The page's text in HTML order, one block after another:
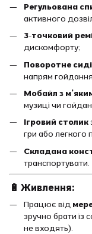
Регульована
активного
3-точковий
дискомфорту;
Поворотне
напрям
Мобайл з
музиці чи
Ігровий столик
гри або легкого
Складана
транспортувати.
🔋 Живлення:
Працює від
зручно брати із
не входять).